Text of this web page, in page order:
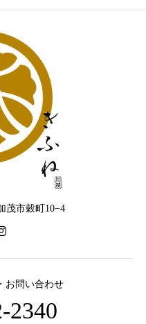
茂市穀町10−4
お問い合わせ
2340